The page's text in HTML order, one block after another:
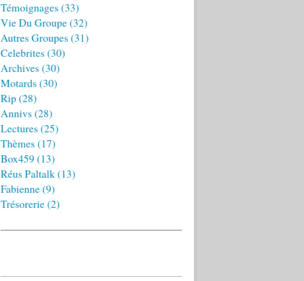
Témoignages (33)
Vie Du Groupe(32)
Autres Groupes (31)
Celebrites (30)
Archives (30)
Motards (30)
Rip(28)
Annivs (28)
Lectures (25)
Thèmes (17)
Box459 (13)
Réus Paltalk(13)
Fabienne(9)
Trésorerie(2)